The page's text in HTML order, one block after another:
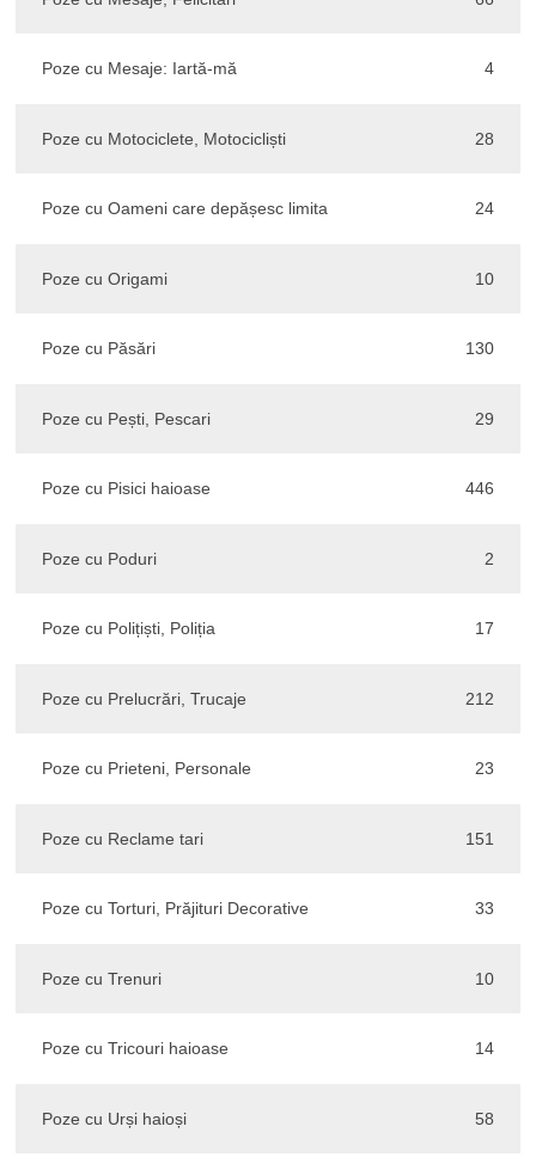
Poze cu Mesaje: Iartă-mă 4
Poze cu Motociclete, Motocicliști 28
Poze cu Oameni care depășesc limita 24
Poze cu Origami 10
Poze cu Păsări 130
Poze cu Pești, Pescari 29
Poze cu Pisici haioase 446
Poze cu Poduri 2
Poze cu Polițiști, Poliția 17
Poze cu Prelucrări, Trucaje 212
Poze cu Prieteni, Personale 23
Poze cu Reclame tari 151
Poze cu Torturi, Prăjituri Decorative 33
Poze cu Trenuri 10
Poze cu Tricouri haioase 14
Poze cu Urși haioși 58